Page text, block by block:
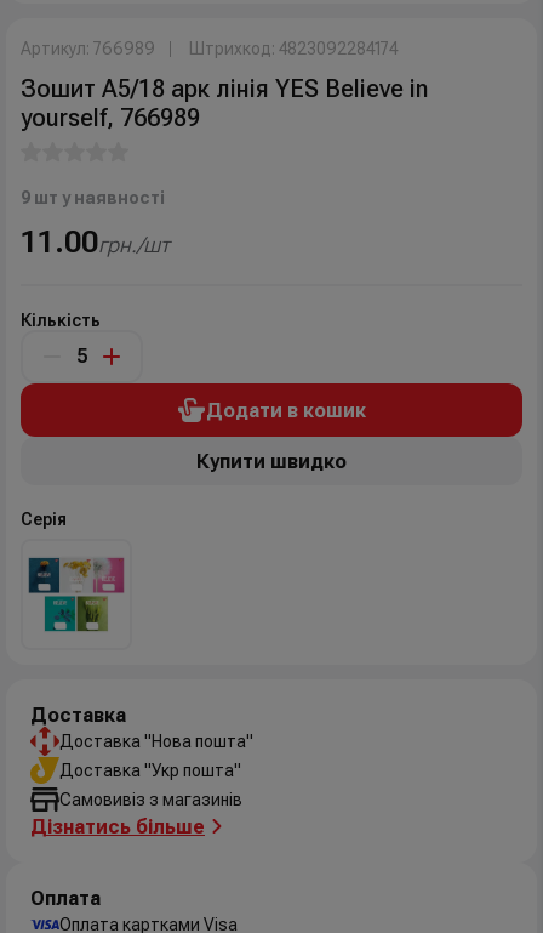
Артикул: 766989 Штрихкод: 4823092284174
Зошит А5/18 арк лінія YES Believe in
yourself, 766989
9 шт у наявності
11.00грн./шт
Кількість
Додати в кошик
Купити швидко
Серія
Доставка
Доставка "Нова пошта"
Доставка "Укр пошта"
Самовивіз з магазинів
Дізнатись більше
Оплата
Оплата картками Visa